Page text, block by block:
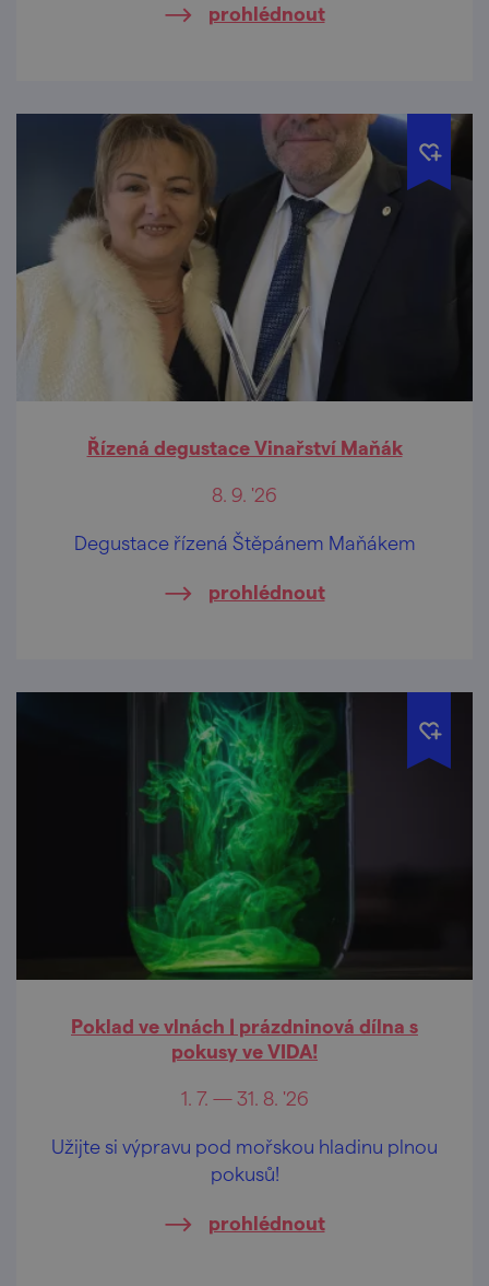
prohlédnout
Řízená degustace Vinařství Maňák
8. 9. '26
Degustace řízená Štěpánem Maňákem
prohlédnout
Poklad ve vlnách | prázdninová dílna s
pokusy ve VIDA!
1. 7. — 31. 8. '26
Užijte si výpravu pod mořskou hladinu plnou
pokusů!
prohlédnout